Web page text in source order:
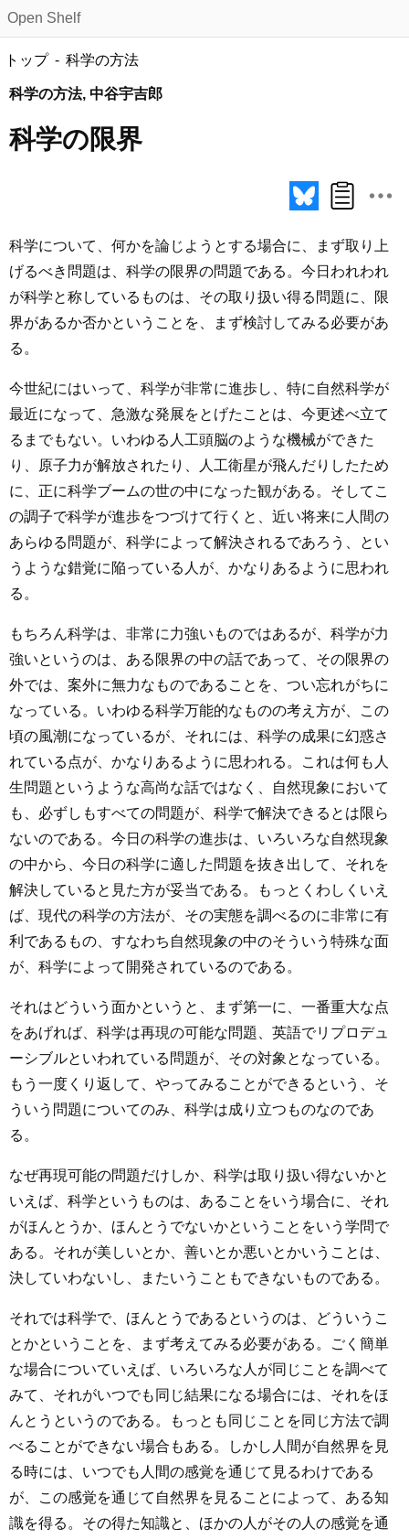
Open Shelf
トップ 科学の方法
科学の方法, 中谷宇吉郎
科学の限界
科学について、何かを論じようとする場合に、まず取り上
げるべき問題は、科学の限界の問題である。今日われわれ
が科学と称しているものは、その取り扱い得る問題に、限
界があるか否かということを、まず検討してみる必要があ
る。
今世紀にはいって、科学が非常に進歩し、特に自然科学が
最近になって、急激な発展をとげたことは、今更述べ立て
るまでもない。いわゆる人工頭脳のような機械ができた
り、原子力が解放されたり、人工衛星が飛んだりしたため
に、正に科学ブームの世の中になった観がある。そしてこ
の調子で科学が進歩をつづけて行くと、近い将来に人間の
あらゆる問題が、科学によって解決されるであろう、とい
うような錯覚に陥っている人が、かなりあるように思われ
る。
もちろん科学は、非常に力強いものではあるが、科学が力
強いというのは、ある限界の中の話であって、その限界の
外では、案外に無力なものであることを、つい忘れがちに
なっている。いわゆる科学万能的なものの考え方が、この
頃の風潮になっているが、それには、科学の成果に幻惑さ
れている点が、かなりあるように思われる。これは何も人
生問題というような高尚な話ではなく、自然現象において
も、必ずしもすべての問題が、科学で解決できるとは限ら
ないのである。今日の科学の進歩は、いろいろな自然現象
の中から、今日の科学に適した問題を抜き出して、それを
解決していると見た方が妥当である。もっとくわしくいえ
ば、現代の科学の方法が、その実態を調べるのに非常に有
利であるもの、すなわち自然現象の中のそういう特殊な面
が、科学によって開発されているのである。
それはどういう面かというと、まず第一に、一番重大な点
をあげれば、科学は再現の可能な問題、英語でリプロデュ
ーシブルといわれている問題が、その対象となっている。
もう一度くり返して、やってみることができるという、そ
ういう問題についてのみ、科学は成り立つものなのであ
る。
なぜ再現可能の問題だけしか、科学は取り扱い得ないかと
いえば、科学というものは、あることをいう場合に、それ
がほんとうか、ほんとうでないかということをいう学問で
ある。それが美しいとか、善いとか悪いとかいうことは、
決していわないし、またいうこともできないものである。
それでは科学で、ほんとうであるというのは、どういうこ
とかということを、まず考えてみる必要がある。ごく簡単
な場合についていえば、いろいろな人が同じことを調べて
みて、それがいつでも同じ結果になる場合には、それをほ
んとうというのである。もっとも同じことを同じ方法で調
べることができない場合もある。しかし人間が自然界を見
る時には、いつでも人間の感覚を通じて見るわけである
が、この感覚を通じて自然界を見ることによって、ある知
識を得る。その得た知識と、ほかの人がその人の感覚を通